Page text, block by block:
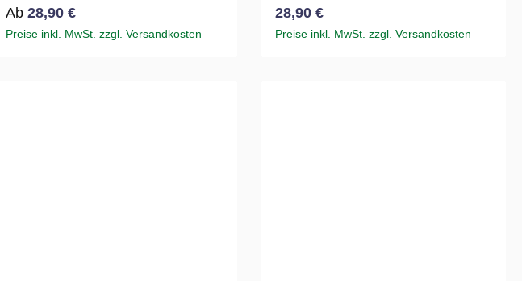
Regulärer Preis:
Ab 28,90 €
Preise inkl. MwSt. zzgl. Versandkosten
Regulärer Preis:
28,90 €
Preise inkl. MwSt. zzgl. Versandkosten